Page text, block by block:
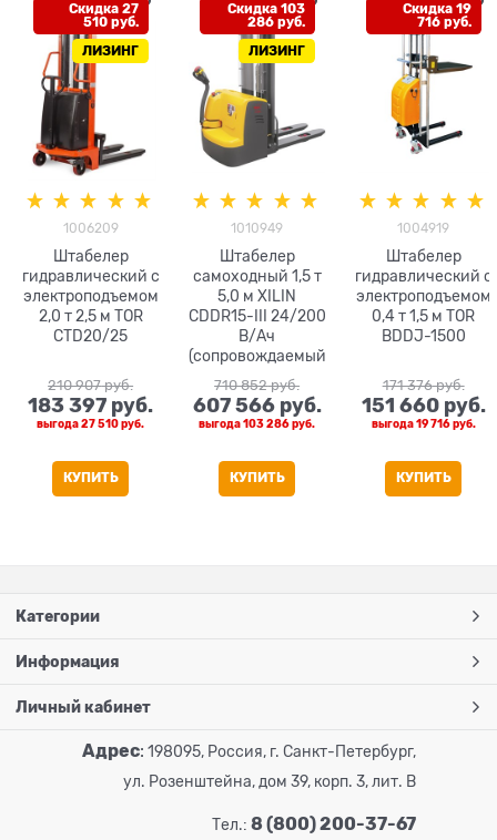
Скидка 27
510 руб.
ЛИЗИНГ
1006209
Штабелер
гидравлический с
электроподъемом
2,0 т 2,5 м TOR
CTD20/25
210 907 руб.
183 397 руб.
выгода27 510 руб.
КУПИТЬ
Скидка 103
286 руб.
ЛИЗИНГ
1010949
Штабелер
самоходный 1,5 т
5,0 м XILIN
CDDR15-III 24/200
В/Ач
(сопровождаемый
710 852 руб.
607 566 руб.
выгода103 286 руб.
КУПИТЬ
Скидка 19
716 руб.
1004919
Штабелер
гидравлический с
электроподъемом
0,4 т 1,5 м TOR
BDDJ-1500
171 376 руб.
151 660 руб.
выгода19 716 руб.
КУПИТЬ
Категории
Информация
Личный кабинет
Адрес: 198095, Россия, г. Санкт-Петербург,
ул. Розенштейна, дом 39, корп. 3, лит. В
Тел.: 8 (800) 200-37-67